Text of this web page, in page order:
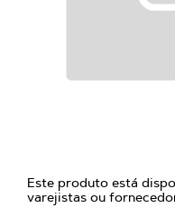
Este produto está
varejistas ou